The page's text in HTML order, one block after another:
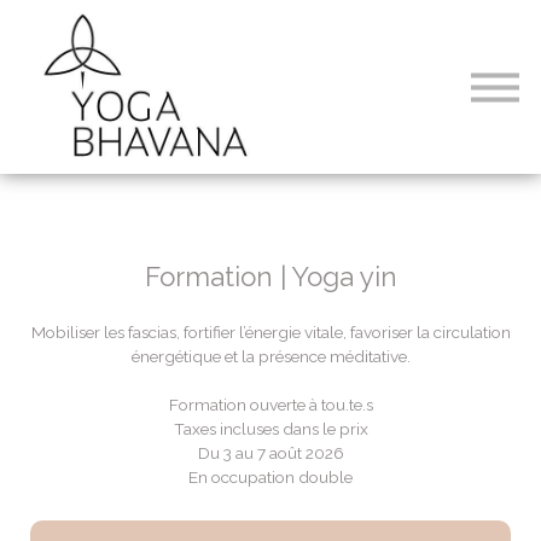
Formation | Yoga yin
Mobiliser les fascias, fortifier l’énergie vitale, favoriser la circulation
énergétique et la présence méditative.
Formation ouverte à tou.te.s
Taxes incluses dans le prix
Du 3 au 7 août 2026
En occupation double